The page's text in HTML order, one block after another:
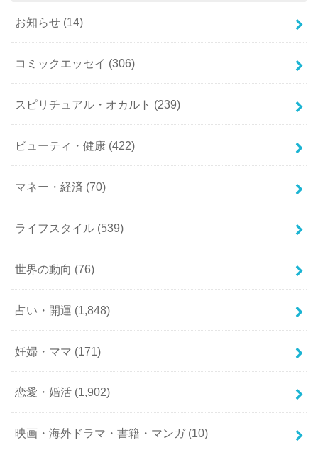
お知らせ (14)
コミックエッセイ (306)
スピリチュアル・オカルト (239)
ビューティ・健康 (422)
マネー・経済 (70)
ライフスタイル (539)
世界の動向 (76)
占い・開運 (1,848)
妊婦・ママ (171)
恋愛・婚活 (1,902)
映画・海外ドラマ・書籍・マンガ (10)